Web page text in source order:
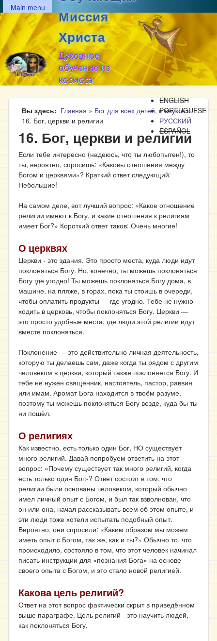
Перейти к основному
содержанию
MAIN MENU
Main menu
Миссия
Христа
Духовное
обучение из
космоса
ENGLISH
PORTUGUESE
РУССКИЙ
ESPAÑOL
Вы здесь Главная » Бог для всех детей, и внуков»
16. Бог, церкви и религии
16. Бог, церкви и религии
Если тебе интересно (надеюсь, что ты любопытен!), то
ты, вероятно, спросишь: «Каковы отношения между
Богом и церквями»? Краткий ответ следующий:
Небольшие!
На самом деле, вот лучший вопрос: «Какое отношение
религии имеют к Богу, и какие отношения к религиям
имеет Бог?» Короткий ответ таков: Очень многие!
О церквях
Церкви - это здания. Это просто места, куда люди идут
поклоняться Богу. Но, конечно, ты можешь поклоняться
Богу где угодно! Ты можешь поклоняться Богу дома, в
машине, на пляже, в горах, пока ты стоишь в очереди,
чтобы оплатить продукты ― где угодно. Тебе не нужно
ходить в церковь, чтобы поклоняться Богу. Церкви ―
это просто удобные места, где люди этой религии идут
вместе поклоняться.
Поклонение ― это действительно личная деятельность,
которую ты делаешь сам, даже когда ты рядом с другим
человеком в церкви, который также поклоняется Богу. И
тебе не нужен священник, настоятель, пастор, раввин
или имам. Аромат Бога находится в твоём разуме,
поэтому ты можешь поклоняться Богу везде, куда бы ты
ни пошёл.
О религиях
Как известно, есть только один Бог, НО существует
много религий. Давай попробуем ответить на этот
вопрос: «Почему существует так много религий, когда
есть только один Бог»? Ответ состоит в том, что
религии были основаны человеком, который обычно
имел личный опыт с Богом, и был так взволнован, что
он или она, начал рассказывать всем об этом опыте, и
эти люди тоже хотели испытать подобный опыт.
Вероятно, они спросили: «Каким образом мы можем
иметь опыт с Богом, так же, как и ты?» Обычно то, что
происходило, состояло в том, что этот человек начинал
писать инструкции для «познания Бога» на основе
своего опыта с Богом, и это стало новой религией.
Какова цель религий?
Ответ на этот вопрос фактически скрыт в приведённом
выше параграфе. Цель религий - это научить людей,
как поклоняться Богу.